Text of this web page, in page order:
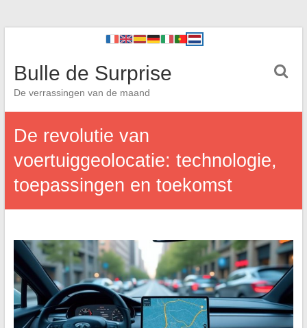
Bulle de Surprise
De verrassingen van de maand
De revolutie van
voertuiggeolocatie: technologie,
toepassingen en toekomst